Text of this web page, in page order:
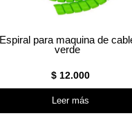
Espiral para maquina de
verde
$12.000
Leer más